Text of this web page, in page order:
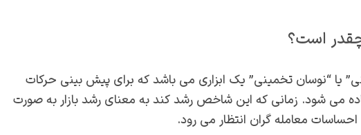
است؟
یا “نوسان تخمینی” یک ابزاری می باشد که برای پیش بینی حرکات
می شود. زمانی که این شاخص رشد کند به معنای رشد بازار به صورت
معامله گران انتظار می رود.